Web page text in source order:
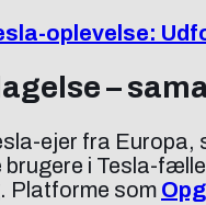
oplevelse:
–
ejer fra
i Tesla-
Platforme som